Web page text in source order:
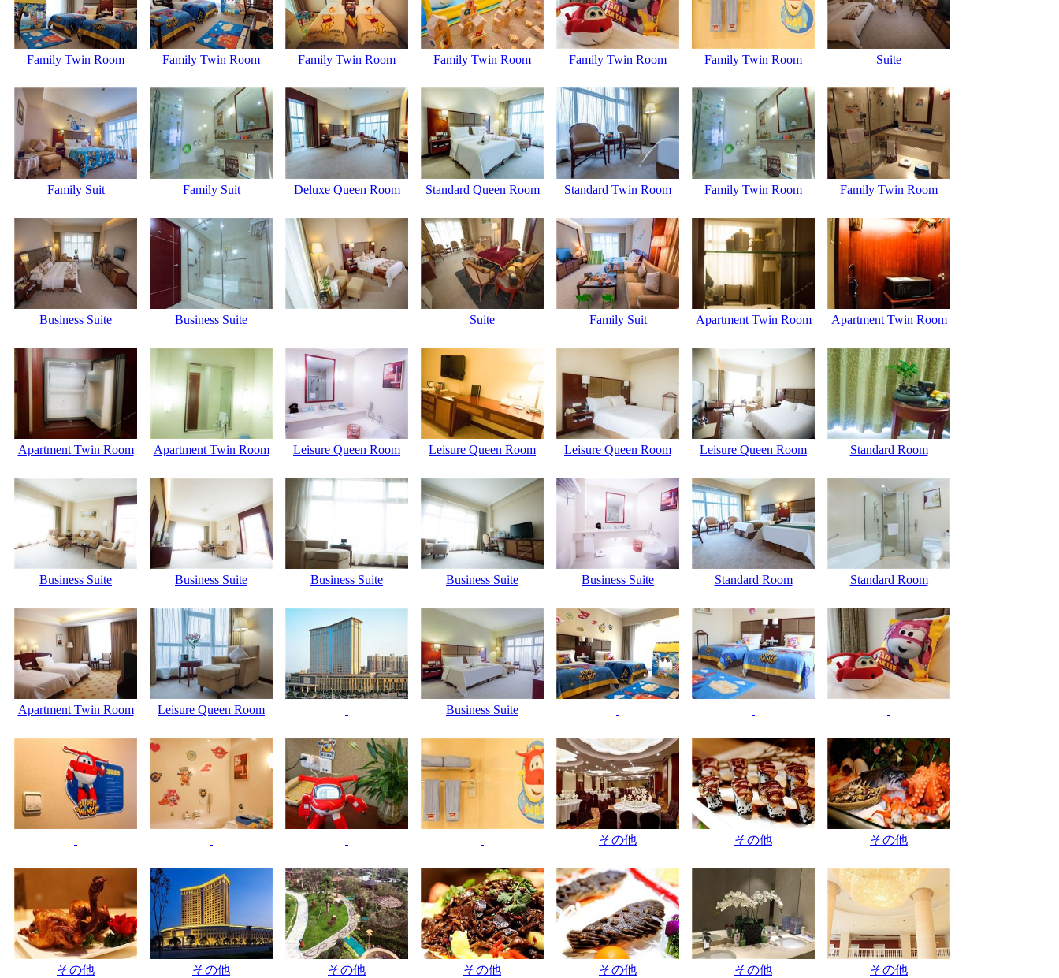
Family Twin Room Family Twin Room Family Twin Room Family Twin Room Family Twin Room Family Twin Room Suite
Family Suit Family Suit Deluxe Queen Room Standard Queen Room Standard Twin Room Family Twin Room Family Twin Room
Business Suite Business Suite Suite Family Suit Apartment Twin Room Apartment Twin Room
Apartment Twin Room Apartment Twin Room Leisure Queen Room Leisure Queen Room Leisure Queen Room Leisure Queen Room Standard Room
Business Suite Business Suite Business Suite Business Suite Business Suite Standard Room Standard Room
Apartment Twin Room Leisure Queen Room Business Suite
その他 その他 その他
その他 その他 その他 その他 その他 その他 その他